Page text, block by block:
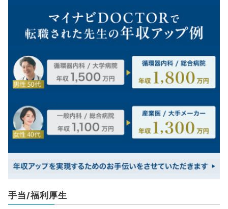
手当/福利厚生